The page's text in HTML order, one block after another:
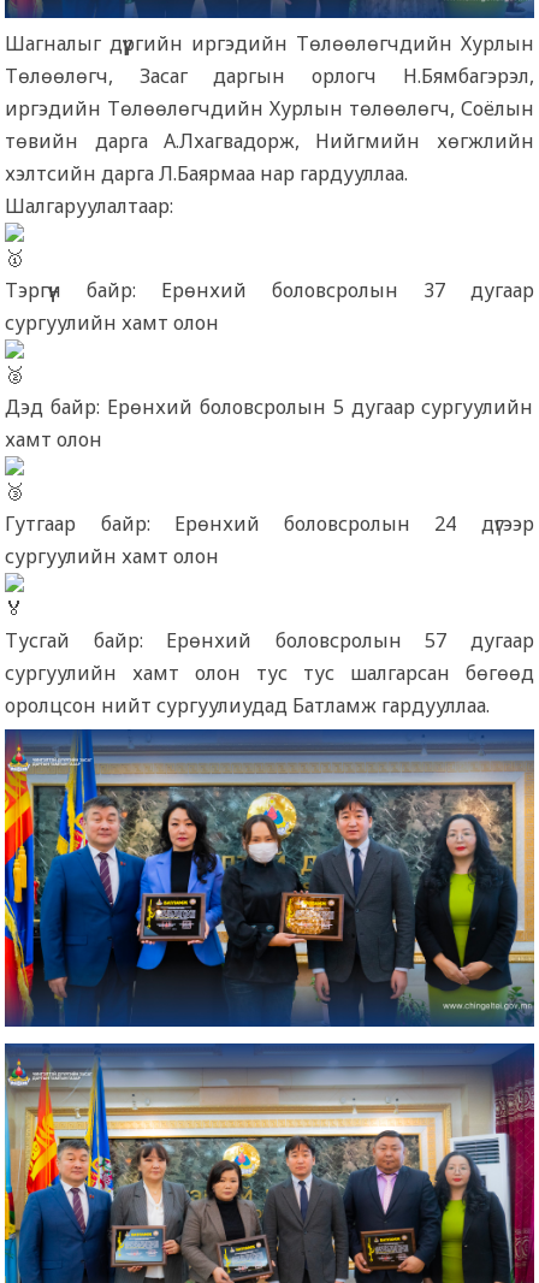
Шагналыг дүүргийн иргэдийн Төлөөлөгчдийн Хурлын
Төлөөлөгч, Засаг даргын орлогч Н.Бямбагэрэл,
иргэдийн Төлөөлөгчдийн Хурлын төлөөлөгч, Соёлын
төвийн дарга А.Лхагвадорж, Нийгмийн хөгжлийн
хэлтсийн дарга Л.Баярмаа нар гардууллаа.
Шалгаруулалтаар:
Тэргүүн байр: Ерөнхий боловсролын 37 дугаар
сургуулийн хамт олон
Дэд байр: Ерөнхий боловсролын 5 дугаар сургуулийн
хамт олон
Гутгаар байр: Ерөнхий боловсролын 24 дүгээр
сургуулийн хамт олон
Тусгай байр: Ерөнхий боловсролын 57 дугаар
сургуулийн хамт олон тус тус шалгарсан бөгөөд
оролцсон нийт сургуулиудад Батламж гардууллаа.